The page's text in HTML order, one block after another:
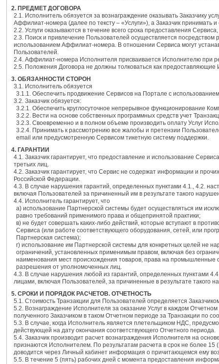
2. ПРЕДМЕТ ДОГОВОРА
2.1. Исполнитель обязуется за вознаграждение оказывать Заказчику
Аффилиат-номера (далее по тексту – «Услуги»), а Заказчик принимать
2.2. Услуги оказываются в течение всего срока предоставления
2.3. Поиск и привлечение Пользователей осуществляется
использованием Аффилиат-номера. В отношении Сервиса могут
Пользователей.
2.4. Аффилиат-номера Исполнителя присваивается Исполнителю при
2.5. Положения Договора не должны толковаться как
3. ОБЯЗАННОСТИ СТОРОН
3.1. Исполнитель обязуется
3.1.1. Обеспечить продвижение Сервисов на Портале с
3.2. Заказчик обязуется:
3.2.1. Обеспечить круглосуточное непрерывное функционирование
3.2.2. Вести на основе собственных программных средств учет
3.2.3. Своевременно и в полном объеме производить оплату Услуг
3.2.4. Принимать к рассмотрению все жалобы и претензии
email или предусмотренную Сервисом тикетную систему поддержки.
4. ГАРАНТИИ
4.1. Заказчик гарантирует, что предоставление и использование
третьих лиц.
4.2. Заказчик гарантирует, что Сервис не содержат информации и
Российской Федерации.
4.3. В случае нарушения гарантий, определенных пунктами 4.1., 4.2.
включая Пользователей за причиненный им в результате такого
4.4. Исполнитель гарантирует, что
a) использование Партнерской системы будет осуществляться им
равно требований применимого права и общепринятой практики;
в) не будет совершать каких-либо действий, которые вступают в
Сервиса (или работе соответствующего оборудования, сетей, или
Партнерская система);
г) использование им Партнерской системы для конкретных целей не
ограничений, установленных применимым правом, включая без
наименования мест происхождения товаров, права на
разрешения от уполномоченных лиц.
4.3. В случае нарушения любой из гарантий, определенных пунктами
лицами, включая Пользователей, за причиненные в результате такого
5. СРОКИ И ПОРЯДОК РАСЧЕТОВ. ОТЧЕТНОСТЬ
5.1. Стоимость Транзакции для Пользователей определяется
5.2. Вознаграждение Исполнителя за оказание Услуг в каждом
полученного Заказчиком в таком Отчетном периоде за Транзакции по
5.3. В случае, когда Исполнитель является плетельщиком НДС,
действующей на дату окончания соответствующего Отчетного периода.
5.4. Заказчик производит расчет вознаграждения Исполнителя на
признаются Исполнителем. По результатам расчета в срок не более
доводится через Личный кабинет информация о причитающемся ему
5.5. В течение 5 (пять) рабочих дней с момента предоставления